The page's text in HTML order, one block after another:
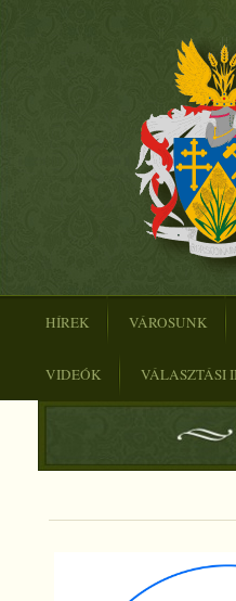
HÍREK VÁROSUNK
VIDEÓK VÁLASZTÁSI